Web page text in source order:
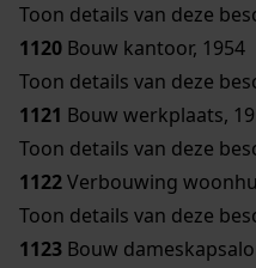
Toon details van deze
1120 Bouw kantoor, 1954
Toon details van deze
1121 Bouw werkplaats,
Toon details van deze
1122Verbouwing
Toon details van deze
1123 Bouw